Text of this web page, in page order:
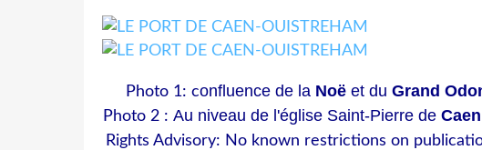
Photo 1: confluence de la Noëet du Grand
Photo 2 : Au niveau de l'église Saint-Pierre de
Rights Advisory: No known restrictions on